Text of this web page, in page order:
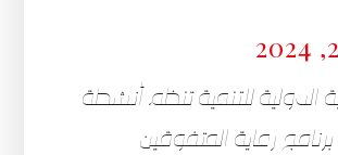
الدولية للتنمية تنظم أنشطة
رعاية المتفوقين